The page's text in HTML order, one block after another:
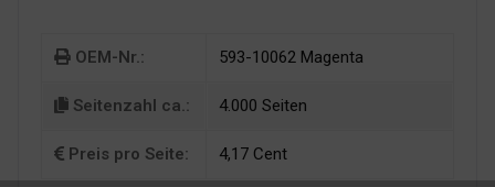
OEM-Nr.: 593-10062 Magenta
Seitenzahl ca.: 4.000 Seiten
Preis pro Seite: 4,17 Cent